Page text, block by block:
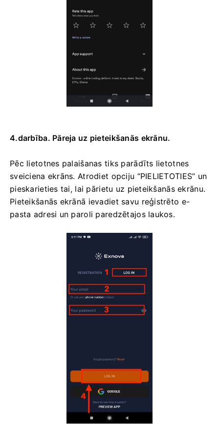
4.darbība. Pāreja uz pieteikšanās ekrānu.
Pēc lietotnes palaišanas tiks parādīts lietotnes
sveiciena ekrāns. Atrodiet opciju “PIELIETOTIES” un
pieskarieties tai, lai pārietu uz pieteikšanās ekrānu.
Pieteikšanās ekrānā ievadiet savu reģistrēto e-
pasta adresi un paroli paredzētajos laukos.